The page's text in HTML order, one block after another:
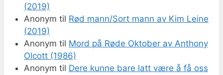
(2019)
Anonym til Rød mann/Sort mann av Kim Leine
(2019)
Anonym til Mord på Røde Oktober av Anthony
Olcott (1986)
Anonym til Dere kunne bare latt være å få oss